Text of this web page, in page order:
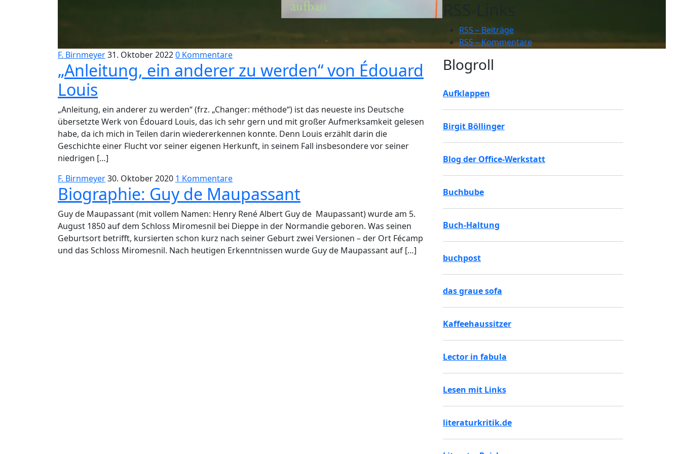
F. Birnmeyer31. Oktober 20220 Kommentare
„Anleitung, ein anderer zu werden“ von Édouard
Louis
„Anleitung, ein anderer zu werden“ (frz. „Changer: méthode“) ist das neueste ins Deutsche
übersetzte Werk von Édouard Louis, das ich sehr gern und mit großer Aufmerksamkeit gelesen
habe, da ich mich in Teilen darin wiedererkennen konnte. Denn Louis erzählt darin die
Geschichte einer Flucht vor seiner eigenen Herkunft, in seinem Fall insbesondere vor seiner
niedrigen […]
F. Birnmeyer30. Oktober 2020 1 Kommentare
Biographie: Guy de Maupassant
Guy de Maupassant (mit vollem Namen: Henry René Albert Guy de Maupassant) wurde am 5.
August 1850 auf dem Schloss Miromesnil bei Dieppe in der Normandie geboren. Was seinen
Geburtsort betrifft, kursierten schon kurz nach seiner Geburt zwei Versionen – der Ort Fécamp
und das Schloss Miromesnil. Nach heutigen Erkenntnissen wurde Guy de Maupassant auf […]
RSS – Beiträge
RSS – Kommentare
Blogroll
Aufklappen
Birgit Böllinger
Blog der Office-Werkstatt
Buchbube
Buch-Haltung
buchpost
das graue sofa
Kaffeehaussitzer
Lector in fabula
Lesen mit Links
literaturkritik.de